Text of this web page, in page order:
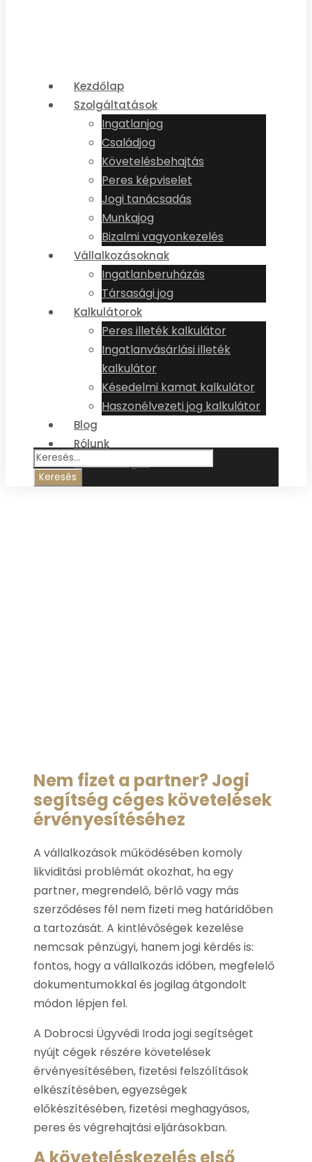
Kezdőlap
Szolgáltatások
Ingatlanjog
Családjog
Követelésbehajtás
Peres képviselet
Jogi tanácsadás
Munkajog
Bizalmi vagyonkezelés
Vállalkozásoknak
Ingatlanberuházás
Társasági jog
Kalkulátorok
Peres illeték kalkulátor
Ingatlanvásárlási illeték
kalkulátor
Késedelmi kamat kalkulátor
Haszonélvezeti jog kalkulátor
Blog
Rólunk
Elérhetőségek
Nem fizet a partner? Jogi
segítség céges követelések
érvényesítéséhez
A vállalkozások működésében komoly
likviditási problémát okozhat, ha egy
partner, megrendelő, bérlő vagy más
szerződéses fél nem fizeti meg határidőben
a tartozását. A kintlévőségek kezelése
nemcsak pénzügyi, hanem jogi kérdés is:
fontos, hogy a vállalkozás időben, megfelelő
dokumentumokkal és jogilag átgondolt
módon lépjen fel.
A Dobrocsi Ügyvédi Iroda jogi segítséget
nyújt cégek részére követelések
érvényesítésében, fizetési felszólítások
elkészítésében, egyezségek
előkészítésében, fizetési meghagyásos,
peres és végrehajtási eljárásokban.